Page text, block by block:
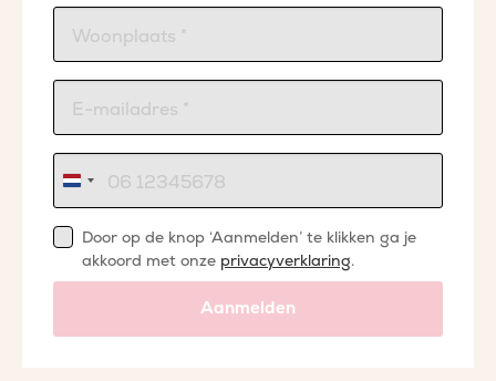
Nederland
+31
Door op de knop ‘Aanmelden’ te klikken ga je
akkoord met onze privacyverklaring.
Aanmelden